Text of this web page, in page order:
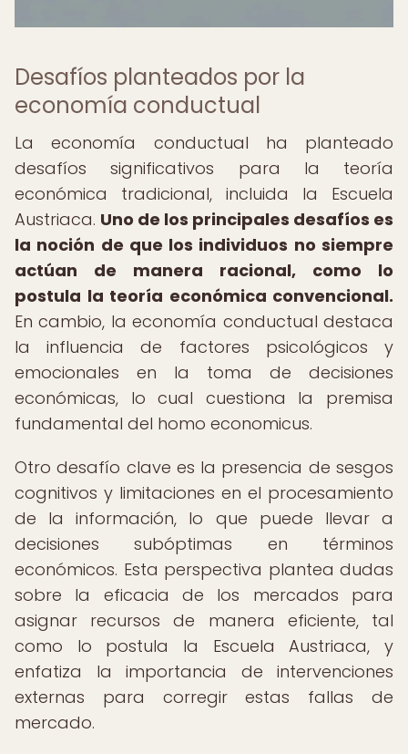
Desafíos planteados por la
economía conductual
La economía conductual ha planteado
desafíos significativos para la teoría
económica tradicional, incluida la Escuela
Austriaca. Uno de los principales desafíos es
la noción de que los individuos no siempre
actúan de manera racional, como lo
postula la teoría económica convencional.
En cambio, la economía conductual destaca
la influencia de factores psicológicos y
emocionales en la toma de decisiones
económicas, lo cual cuestiona la premisa
fundamental del homo economicus.
Otro desafío clave es la presencia de sesgos
cognitivos y limitaciones en el procesamiento
de la información, lo que puede llevar a
decisiones subóptimas en términos
económicos. Esta perspectiva plantea dudas
sobre la eficacia de los mercados para
asignar recursos de manera eficiente, tal
como lo postula la Escuela Austriaca, y
enfatiza la importancia de intervenciones
externas para corregir estas fallas de
mercado.